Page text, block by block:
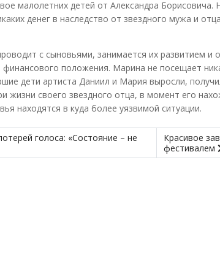
малолетних детей от Александра Борисовича.
денег в наследство от звездного мужа и
с сыновьями, занимается их развитием и
положения. Марина не посещает
дети артиста Даниил и Мария выросли,
жизни своего звездного отца, в момент его
находятся в куда более уязвимой ситуации.
голоса: «Состояние – не
Красивое
фестивалем